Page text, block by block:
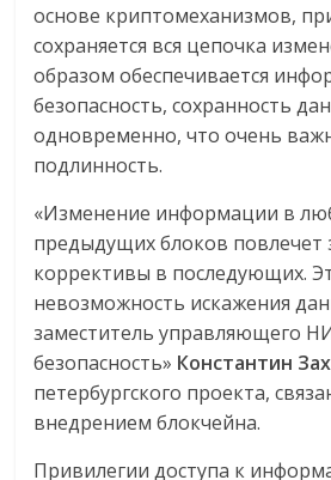
основе криптомеханизмов,
сохраняется вся цепочка
образом обеспечивается
безопасность, сохранность
одновременно, что очень
подлинность.
«Изменение информации в
предыдущих блоков повлечет
коррективы в последующих.
невозможность искажения
заместитель управляющего
безопасность» Константин
петербургского проекта,
внедрением блокчейна.
Привилегии доступа к